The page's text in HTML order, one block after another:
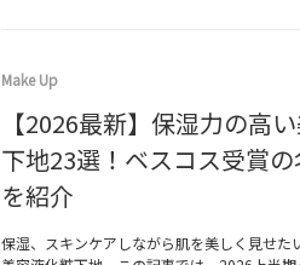
Make Up
【2026最新】保湿力の高
下地23選！ベスコス受賞
を紹介
保湿、スキンケアしながら肌を美しく見せた